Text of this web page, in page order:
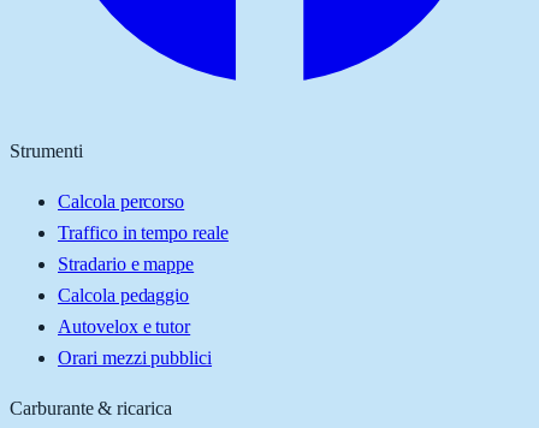
Strumenti
Calcola percorso
Traffico in tempo reale
Stradario e mappe
Calcola pedaggio
Autovelox e tutor
Orari mezzi pubblici
Carburante & ricarica